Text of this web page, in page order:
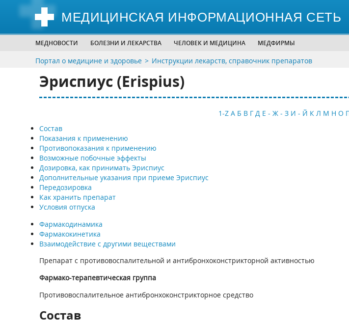
МЕДИЦИНСКАЯ ИНФОРМАЦИОННАЯ СЕТЬ
МЕДНОВОСТИ БОЛЕЗНИ И ЛЕКАРСТВА ЧЕЛОВЕК И МЕДИЦИНА МЕДФИРМЫ
Портал о медицине и здоровье Инструкции лекарств, справочник препаратов
Эриспиус (Еrispius)
1-Z А Б В Г Д Е - Ж - З И - Й К Л М Н О
Состав
Показания к применению
Противопоказания к применению
Возможные побочные эффекты
Дозировка, как принимать Эриспиус
Дополнительные указания при приеме Эриспиус
Передозировка
Как хранить препарат
Условия отпуска
Фармакодинамика
Фармакокинетика
Взаимодействие с другими веществами
Препарат с противовоспалительной и антибронхоконстрикторной активностью
Фармако-терапевтическая группа
Противовоспалительное антибронхоконстрикторное средство
Состав